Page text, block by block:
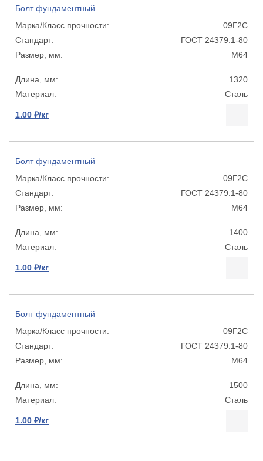
Болт фундаментный
09Г2С
ГОСТ 24379.1-80
М64
1320
Сталь
1.00 ₽/кг
Болт фундаментный
09Г2С
ГОСТ 24379.1-80
М64
1400
Сталь
1.00 ₽/кг
Болт фундаментный
09Г2С
ГОСТ 24379.1-80
М64
1500
Сталь
1.00 ₽/кг